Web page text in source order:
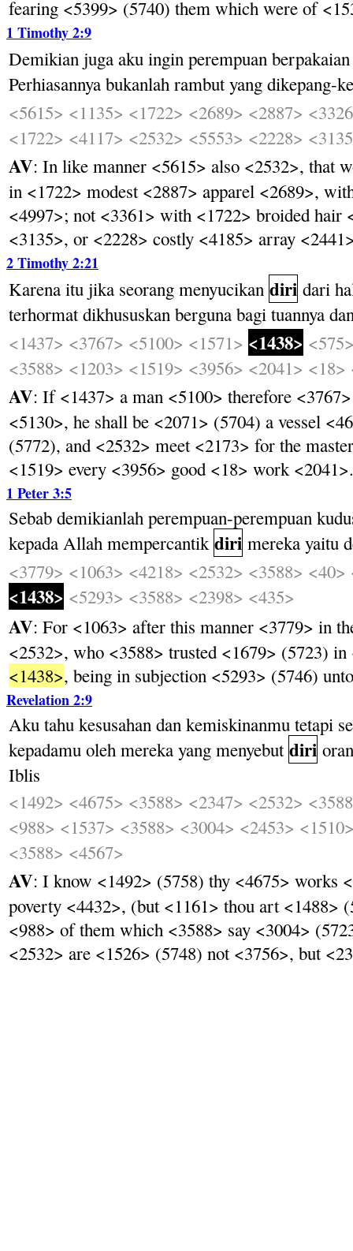
fearing <5399> (5740) them which were of
1 Timothy 2:9
Demikian juga aku ingin perempuan berpakaian
Perhiasannya bukanlah rambut yang dikepang-
<5615> <1135> <1722> <2689> <2887>
<1722> <4117> <2532> <5553> <2228>
AV: In like manner <5615> also <2532>, that
in <1722> modest <2887> apparel <2689>,
<4997>; not <3361> with <1722> broided
<3135>, or <2228> costly <4185> array
2 Timothy 2:21
Karena itu jika seorang menyucikan diri dari
terhormat dikhususkan berguna bagi tuannya
<1437> <3767> <5100> <1571> <1438>
<3588> <1203> <1519> <3956> <2041> <18>
AV: If <1437> a man <5100> therefore
<5130>, he shall be <2071> (5704) a vessel
(5772), and <2532> meet <2173> for the
<1519> every <3956> good <18> work <2041>.
1 Peter 3:5
Sebab demikianlah perempuan-perempuan
kepada Allah mempercantik diri mereka yaitu
<3779> <1063> <4218> <2532> <3588> <40>
<1438> <5293> <3588> <2398> <435>
AV: For <1063> after this manner <3779> in
<2532>, who <3588> trusted <1679> (5723)
<1438>, being in subjection <5293> (5746)
Revelation 2:9
Aku tahu kesusahan dan kemiskinanmu tetapi
kepadamu oleh mereka yang menyebut diri
Iblis
<1492> <4675> <3588> <2347> <2532>
<988> <1537> <3588> <3004> <2453>
<3588> <4567>
AV: I know <1492> (5758) thy <4675> works
poverty <4432>, (but <1161> thou art <1488>
<988> of them which <3588> say <3004>
<2532> are <1526> (5748) not <3756>, but